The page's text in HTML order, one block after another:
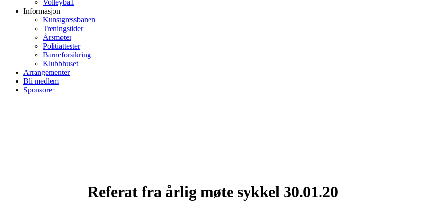
Volleyball
Informasjon
Kunstgressbanen
Treningstider
Årsmøter
Politiattester
Barneforsikring
Klubbhuset
Arrangementer
Bli medlem
Sponsorer
Referat fra årlig møte sykkel 30.01.20